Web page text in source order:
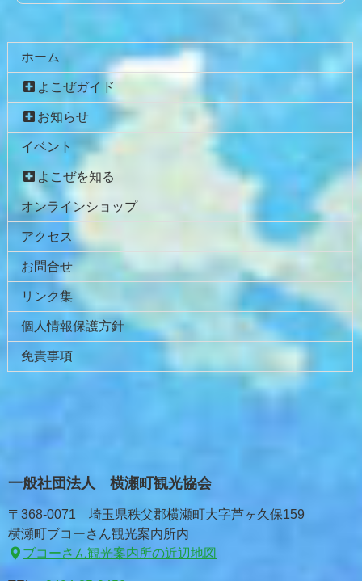
戻
ホーム
よこぜガイド
お知らせ
イベント
よこぜを知る
オンラインショップ
アクセス
お問合せ
リンク集
個人情報保護方針
免責事項
一般社団法人 横瀬町観光協会
〒368-0071 埼玉県秩父郡横瀬町大字芦ヶ久保159
横瀬町ブコーさん観光案内所内
ブコーさん観光案内所の近辺地図